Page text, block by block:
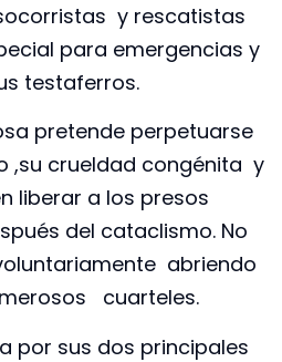
y rescatistas
para emergencias y
testaferros.
pretende perpetuarse
,su crueldad congénita y
liberar a los presos
del cataclismo. No
abriendo
cuarteles.
por sus dos principales